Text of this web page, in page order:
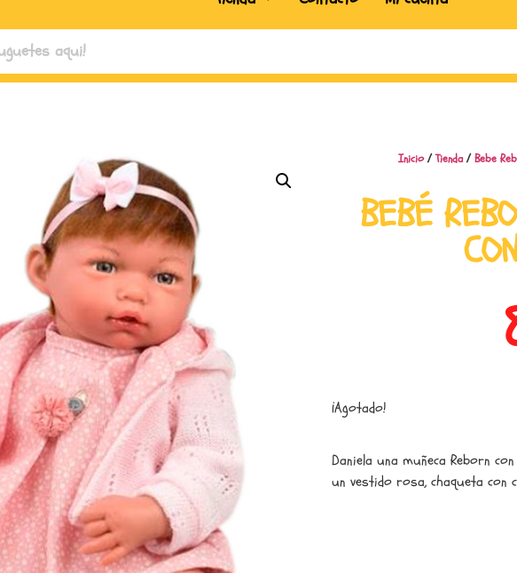
Inicio/Tienda/Bebe
BEBÉ
¡Agotado!
Daniela una muñeca Reborn
un vestido rosa, chaqueta con